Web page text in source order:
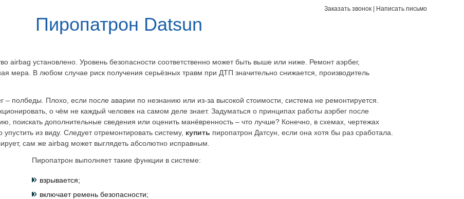
Заказать звонок Написать письмо
Пиропатрон Datsun
airbag установлено. Уровень безопасности соответственно может быть выше или ниже. Ремонт аэрбег,
мера. В любом случае риск получения серьёзных травм при ДТП значительно снижается, производитель
– полбеды. Плохо, если после аварии по незнанию или из-за высокой стоимости, система не ремонтируется.
о чём не каждый человек на самом деле знает. Задуматься о принципах работы аэрбег после
поискать дополнительные сведения или оценить манёвренность – что лучше? Конечно, в схемах, чертежах
из виду. Следует отремонтировать систему, купить пиропатрон Датсун, если она хотя бы раз сработала.
сам же airbag может выглядеть абсолютно исправным.
Пиропатрон выполняет такие функции в системе:
взрывается;
включает ремень безопасности;